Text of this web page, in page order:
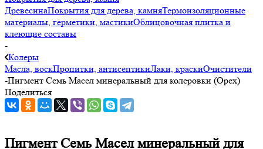
ДревесинаПокрытия для дерева, камняТермоизоляционные
материалы, герметики, мастикиОблицовочная плитка и
клеющие составы
-
Колеры
Масла, воскПропитки, антисептикиЛаки, краскиОчистители
-Пигмент Семь Масел минеральный для колеровки (Орех)
Поделиться
Пигмент Семь Масел минеральный для